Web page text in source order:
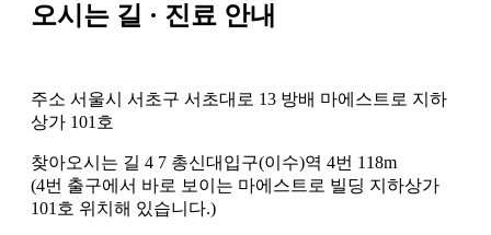
오시는 길 · 진료 안내
주소 서울시 서초구 서초대로 13 방배 마에스트로 지하
상가 101호
찾아오시는 길 4 7 총신대입구(이수)역 4번 118m
(4번 출구에서 바로 보이는 마에스트로 빌딩 지하상가
101호 위치해 있습니다.)